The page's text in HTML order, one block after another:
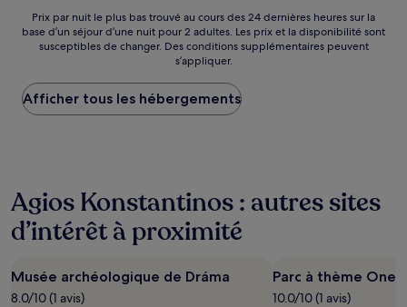
125 €
Prix
par
nuit
plus
bas
trouvé
heures
sur
la
séjour
d’une
Prix par nuit le plus bas trouvé au cours des 24 dernières heures sur la
base d’un séjour d’une nuit pour 2 adultes. Les prix et la disponibilité sont
susceptibles de changer. Des conditions supplémentaires peuvent
s’appliquer.
Afficher tous les hébergements
Agios Konstantinos : autres sites
d’intérêt à proximité
Musée archéologique de Dráma
8.0/10 (1 avis)
Parc à thème
10.0/10 (1 avis)